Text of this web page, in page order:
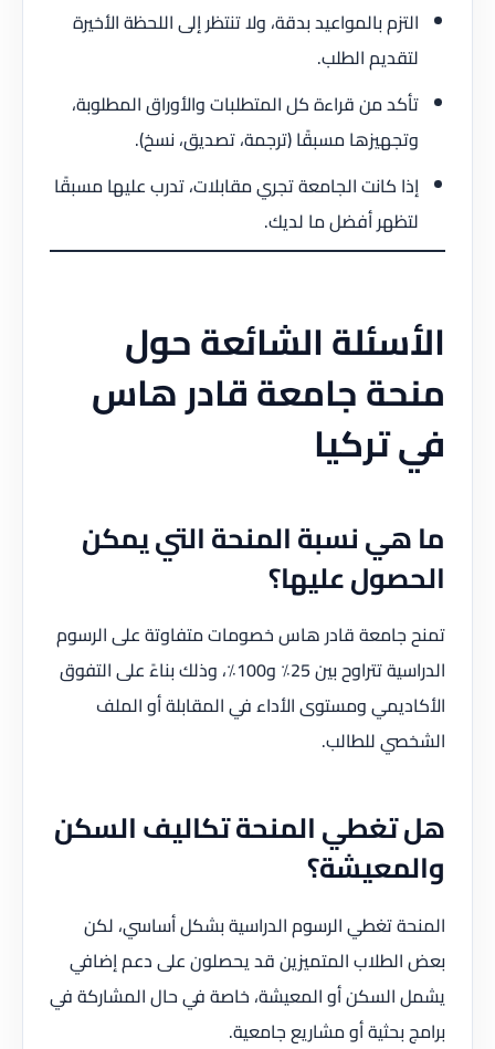
التزم بالمواعيد بدقة، ولا تنتظر إلى اللحظة الأخيرة
لتقديم الطلب.
تأكد من قراءة كل المتطلبات والأوراق المطلوبة،
وتجهيزها مسبقًا (ترجمة، تصديق، نسخ).
إذا كانت الجامعة تجري مقابلات، تدرب عليها مسبقًا
لتظهر أفضل ما لديك.
الأسئلة الشائعة حول
منحة جامعة قادر هاس
في تركيا
ما هي نسبة المنحة التي يمكن
الحصول عليها؟
تمنح جامعة قادر هاس خصومات متفاوتة على الرسوم
الدراسية تتراوح بين 25٪ و100٪، وذلك بناءً على التفوق
الأكاديمي ومستوى الأداء في المقابلة أو الملف
الشخصي للطالب.
هل تغطي المنحة تكاليف السكن
والمعيشة؟
المنحة تغطي الرسوم الدراسية بشكل أساسي، لكن
بعض الطلاب المتميزين قد يحصلون على دعم إضافي
يشمل السكن أو المعيشة، خاصة في حال المشاركة في
برامج بحثية أو مشاريع جامعية.